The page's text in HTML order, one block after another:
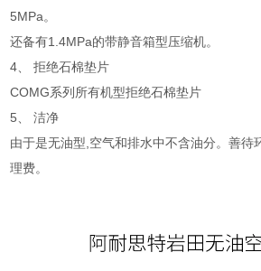
5MPa。
还备有1.4MPa的带静音箱型压缩机。
4、 拒绝石棉垫片
COMG系列所有机型拒绝石棉垫片
5、 洁净
由于是无油型,空气和排水中不含油分。善待
理费。